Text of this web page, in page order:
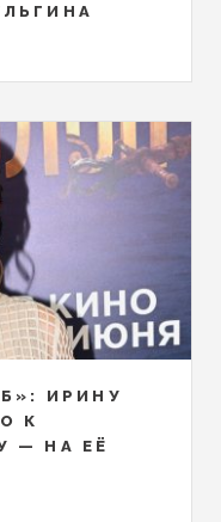
ИРИНУ
К
— НА ЕЁ